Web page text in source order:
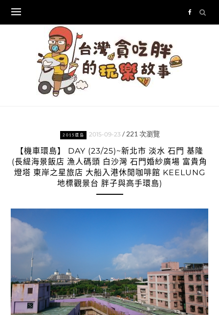
content
2015環島 2015-09-23 / 221 次瀏覽
【機車環島】 DAY (23/25)~新北市 淡水 石門 基隆
(長緹海景飯店 漁人碼頭 白沙灣 石門婚紗廣場 富貴角
燈塔 東岸之星旅店 大船入港休閒咖啡館 KEELUNG
地標觀景台 胖子與高手環島)